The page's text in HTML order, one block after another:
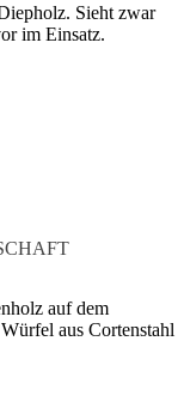
Sieht zwar
im Einsatz.
auf dem
aus Cortenstahl